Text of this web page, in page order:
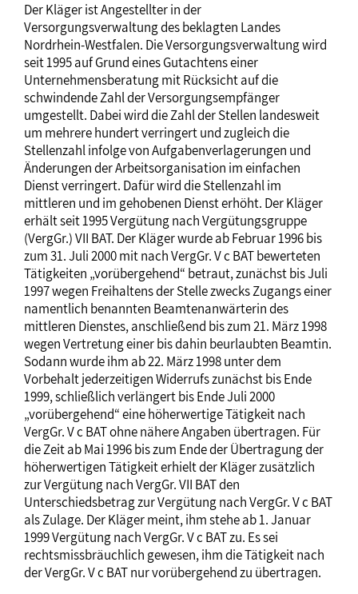
Der Kläger ist Angestellter in der
Versorgungsverwaltung des beklagten Landes
Nordrhein-Westfalen. Die Versorgungsverwaltung wird
seit 1995 auf Grund eines Gutachtens einer
Unternehmensberatung mit Rücksicht auf die
schwindende Zahl der Versorgungsempfänger
umgestellt. Dabei wird die Zahl der Stellen landesweit
um mehrere hundert verringert und zugleich die
Stellenzahl infolge von Aufgabenverlagerungen und
Änderungen der Arbeitsorganisation im einfachen
Dienst verringert. Dafür wird die Stellenzahl im
mittleren und im gehobenen Dienst erhöht. Der Kläger
erhält seit 1995 Vergütung nach Vergütungsgruppe
(VergGr.) VII BAT. Der Kläger wurde ab Februar 1996 bis
zum 31. Juli 2000 mit nach VergGr. V c BAT bewerteten
Tätigkeiten „vorübergehend“ betraut, zunächst bis Juli
1997 wegen Freihaltens der Stelle zwecks Zugangs einer
namentlich benannten Beamtenanwärterin des
mittleren Dienstes, anschließend bis zum 21. März 1998
wegen Vertretung einer bis dahin beurlaubten Beamtin.
Sodann wurde ihm ab 22. März 1998 unter dem
Vorbehalt jederzeitigen Widerrufs zunächst bis Ende
1999, schließlich verlängert bis Ende Juli 2000
„vorübergehend“ eine höherwertige Tätigkeit nach
VergGr. V c BAT ohne nähere Angaben übertragen. Für
die Zeit ab Mai 1996 bis zum Ende der Übertragung der
höherwertigen Tätigkeit erhielt der Kläger zusätzlich
zur Vergütung nach VergGr. VII BAT den
Unterschiedsbetrag zur Vergütung nach VergGr. V c BAT
als Zulage. Der Kläger meint, ihm stehe ab 1. Januar
1999 Vergütung nach VergGr. V c BAT zu. Es sei
rechtsmissbräuchlich gewesen, ihm die Tätigkeit nach
der VergGr. V c BAT nur vorübergehend zu übertragen.